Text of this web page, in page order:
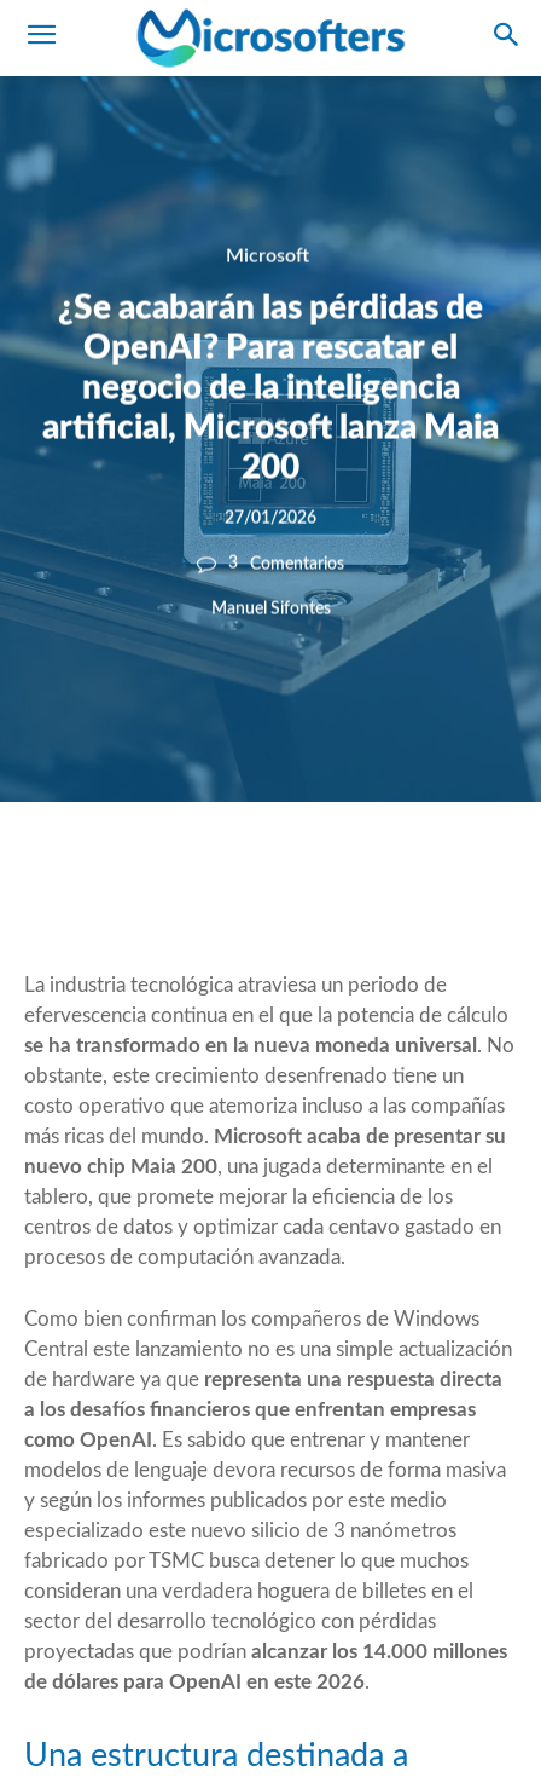
Microsoft
¿Se acabarán las pérdidas de
OpenAI? Para rescatar el
negocio de la inteligencia
artificial, Microsoft lanza Maia
200
27/01/2026
3 Comentarios
Manuel Sifontes
La industria tecnológica atraviesa un periodo de
efervescencia continua en el que la potencia de cálculo
se ha transformado en la nueva moneda universal . No
obstante, este crecimiento desenfrenado tiene un
costo operativo que atemoriza incluso a las compañías
más ricas del mundo. Microsoft acaba de presentar su
nuevo chip Maia 200, una jugada determinante en el
tablero, que promete mejorar la eficiencia de los
centros de datos y optimizar cada centavo gastado en
procesos de computación avanzada.
Como bien confirman los compañeros de Windows
Central este lanzamiento no es una simple actualización
de hardware ya que representa una respuesta directa
a los desafíos financieros que enfrentan empresas
como OpenAI . Es sabido que entrenar y mantener
modelos de lenguaje devora recursos de forma masiva
y según los informes publicados por este medio
especializado este nuevo silicio de 3 nanómetros
fabricado por TSMC busca detener lo que muchos
consideran una verdadera hoguera de billetes en el
sector del desarrollo tecnológico con pérdidas
proyectadas que podrían alcanzar los 14.000 millones
de dólares para OpenAI en este 2026.
Una estructura destinada a